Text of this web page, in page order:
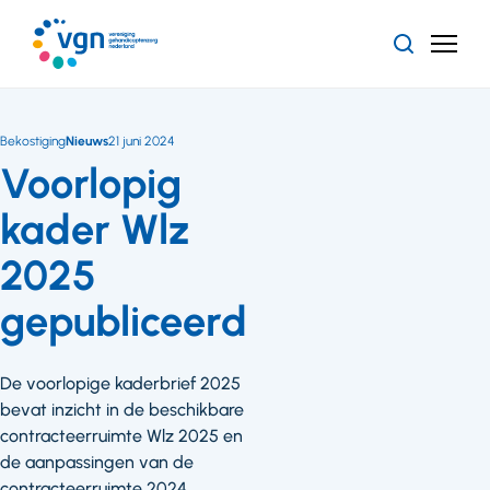
naar
hoofdinhoud
ZoekenMenu
Voorlopig
kader Wlz
2025
gepubliceerd
BekostigingNieuws21 juni 2024
De voorlopige kaderbrief 2025
bevat inzicht in de beschikbare
contracteerruimte Wlz 2025 en
de aanpassingen van de